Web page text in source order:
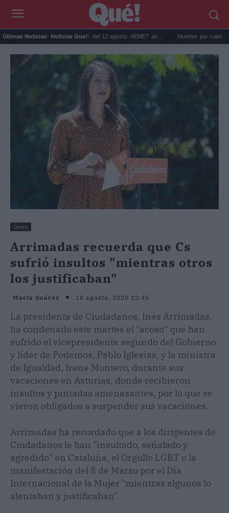
Últimas Noticias- Noticias Que!:
Predicción para el eclipse del 12 agosto: AEMET an... Muertes por calor en
Gente
Arrimadas recuerda que Cs
sufrió insultos "mientras otros
los justificaban"
Marta Suárez 18 agosto, 2020 22:45
La presidenta de Ciudadanos, Inés Arrimadas,
ha condenado este martes el "acoso" que han
sufrido el vicepresidente segundo del Gobierno
y líder de Podemos, Pablo Iglesias, y la ministra
de Igualdad, Irene Montero, durante sus
vacaciones en Asturias, donde recibieron
insultos y pintadas amenazantes, por lo que se
vieron obligados a suspender sus vacaciones.
Arrimadas ha recordado que a los dirigentes de
Ciudadanos le han "insultado, señalado y
agredido" en Cataluña, el Orgullo LGBT o la
manifestación del 8 de Marzo por el Día
Internacional de la Mujer "mientras algunos lo
alentaban y justificaban".